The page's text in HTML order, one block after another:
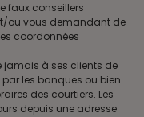
faux conseillers
ou vous demandant de
coordonnées
jamais à ses clients de
les banques ou bien
des courtiers. Les
depuis une adresse